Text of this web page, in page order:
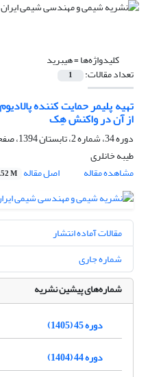
کلیدواژه‌ها =هیبرید
تعداد مقالات: 1
تهیه پلیمر حمایت کننده
از آن در واکنش هِک
دوره 34، شماره 2، تابستان 1394، صفحه
طیبه خانلری
مشاهده مقاله
اصل مقاله M
مقالات آماده انتشار
شماره جاری
شماره‌های پیشین نشریه
دوره 45 (1405)
دوره 44 (1404)